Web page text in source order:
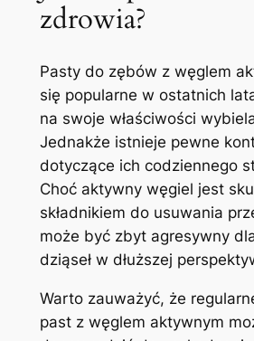
zdrowia?
Pasty do zębów z ⁤węglem
się popularne w ostatnich
​na‍ swoje właściwości
Jednakże ⁣istnieje pewne
dotyczące ich codziennego⁤
Choć aktywny węgiel jest
składnikiem do usuwania
może‍ być zbyt agresywny
dziąseł w dłuższej
Warto zauważyć, że
past ⁤z węglem aktywnym